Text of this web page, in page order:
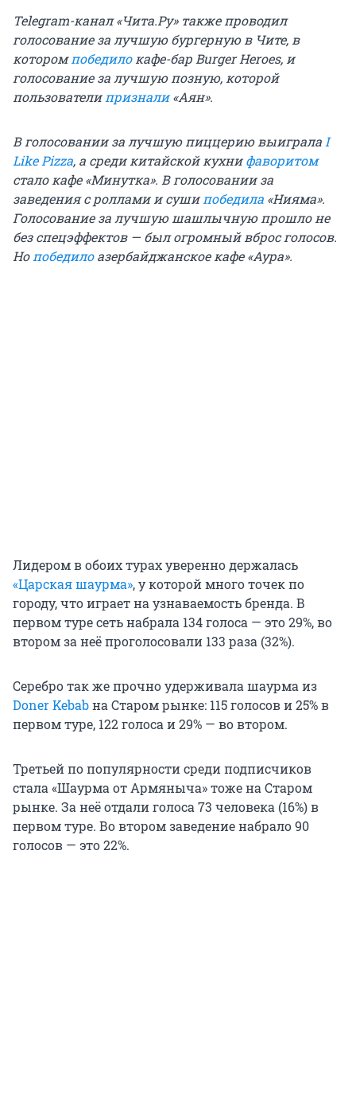
Telegram-канал «Чита.Ру» также проводил
голосование за лучшую бургерную в Чите, в
которомпобедилокафе-бар Burger Heroes, и
голосование за лучшую позную, которой
пользователи признали«Аян».
В голосовании за лучшую пиццерию выиграла I
Like Pizza, а среди китайской кухнифаворитом
стало кафе «Минутка». В голосовании за
заведения с роллами и суши победила «Нияма».
Голосование за лучшую шашлычную прошло не
без спецэффектов — был огромный вброс голосов.
Но победилоазербайджанское кафе «Аура».
Лидером в обоих турах уверенно держалась
«Царская шаурма», у которой много точек по
городу, что играет на узнаваемость бренда. В
первом туре сеть набрала 134 голоса — это 29%, во
втором за неё проголосовали 133 раза (32%).
Серебро так же прочно удерживала шаурма из
Doner Kebabна Старом рынке: 115 голосов и 25% в
первом туре, 122 голоса и 29% — во втором.
Третьей по популярности среди подписчиков
стала «Шаурма от Армяныча» тоже на Старом
рынке. За неё отдали голоса 73 человека (16%) в
первом туре. Во втором заведение набрало 90
голосов — это 22%.